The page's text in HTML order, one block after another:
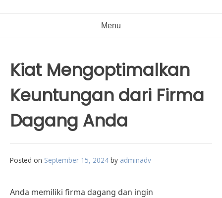
Menu
Kiat Mengoptimalkan
Keuntungan dari Firma
Dagang Anda
Posted on September 15, 2024 by adminadv
Anda memiliki firma dagang dan ingin